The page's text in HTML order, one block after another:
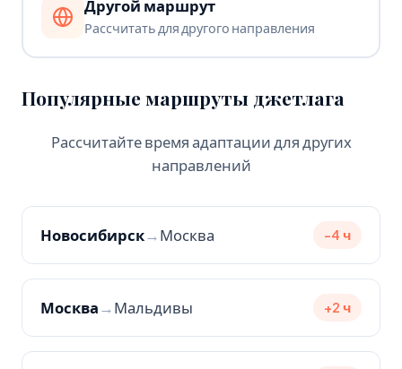
Другой маршрут
Рассчитать для другого направления
Популярные маршруты джетлага
Рассчитайте время адаптации для других
направлений
Новосибирск→Москва -4 ч
Москва→Мальдивы +2 ч